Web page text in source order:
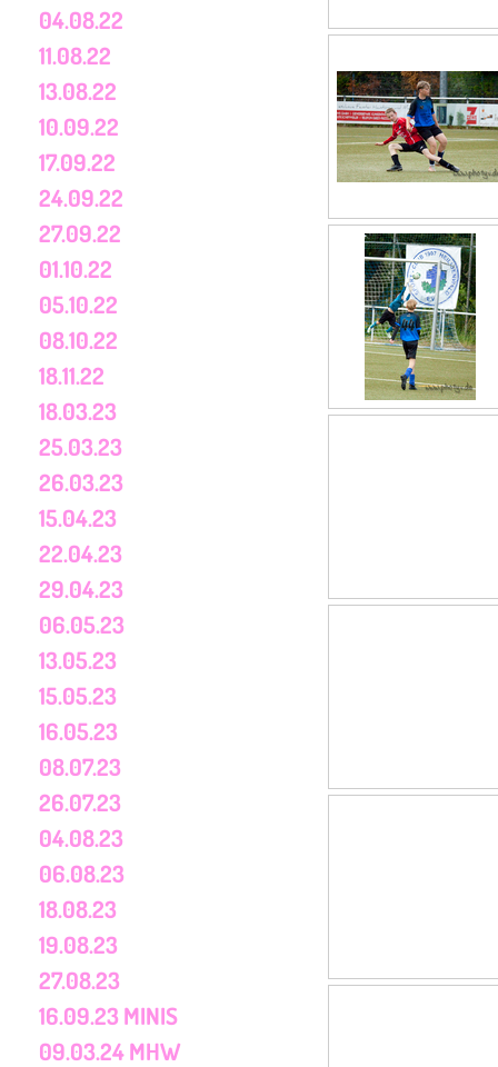
04.08.22
11.08.22
13.08.22
10.09.22
17.09.22
24.09.22
27.09.22
01.10.22
05.10.22
08.10.22
18.11.22
18.03.23
25.03.23
26.03.23
15.04.23
22.04.23
29.04.23
06.05.23
13.05.23
15.05.23
16.05.23
08.07.23
26.07.23
04.08.23
06.08.23
18.08.23
19.08.23
27.08.23
16.09.23 MINIS
09.03.24 MHW